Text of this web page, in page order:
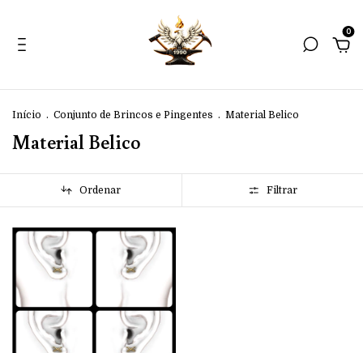
0
Início . Conjunto de Brincos e Pingentes . Material Belico
Material Belico
Ordenar Filtrar